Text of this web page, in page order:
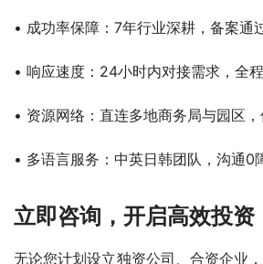
• 成功率保障：7年行业深耕，备案通
• 响应速度：24小时内对接需求，全
• 资源网络：直连多地商务局与园区，
• 多语言服务：中英日韩团队，沟通0
立即咨询，开启高效投资
无论您计划设立独资公司、合资企业